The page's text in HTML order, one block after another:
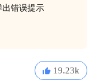
出错误提示
19.23k